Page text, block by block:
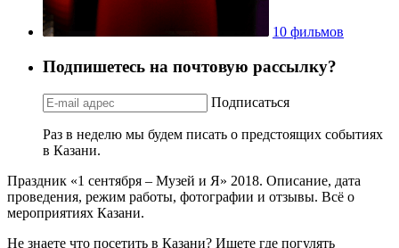
10 фильмов
Подпишетесь на почтовую рассылку?
Подписаться
Раз в неделю мы будем писать о предстоящих событиях
в Казани.
Праздник «1 сентября – Музей и Я» 2018. Описание, дата
проведения, режим работы, фотографии и отзывы. Всё о
мероприятиях Казани.
Не знаете что посетить в Казани? Ищете где погулять